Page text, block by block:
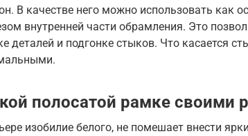
В качестве него можно использовать как
внутренней части обрамления. Это
деталей и подгонке стыков. Что касается
полосатой рамке своими
изобилие белого, не помешает внести